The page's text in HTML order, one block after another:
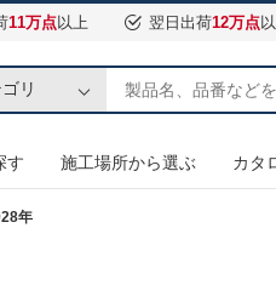
11万点以上 翌日出荷12万点
リ
す 施工場所から選ぶ カタ
年